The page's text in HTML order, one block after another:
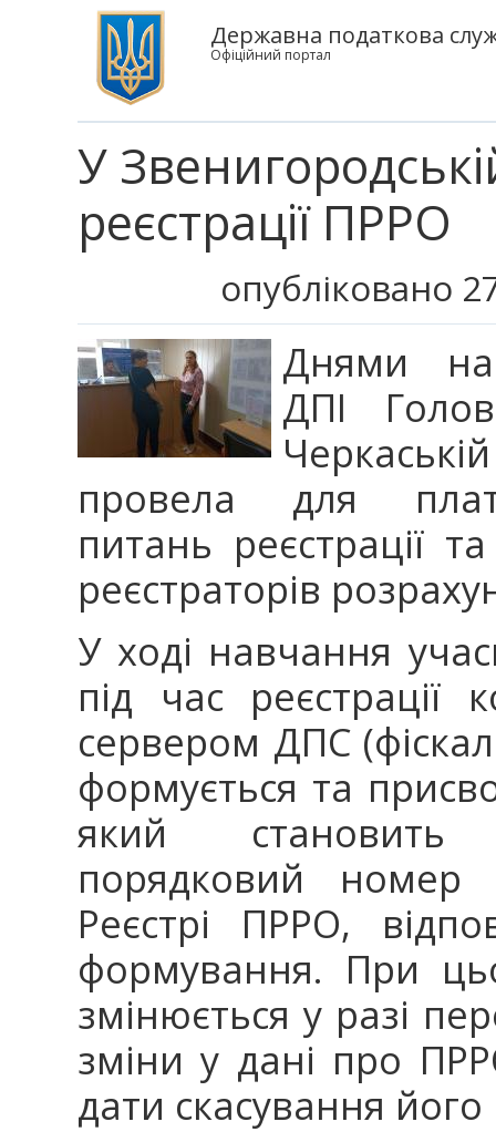
Державна податкова
Офіційний портал
У
реєстрації ПРРО
опубліковано
Днями
ДПІ
провела для
питань реєстрації
реєстраторів
У ході навчання
під час
сервером ДПС
формується та
який становить
порядковий номер
Реєстрі ПРРО,
формування. При
змінюється у разі
зміни у дані про
дати скасування його